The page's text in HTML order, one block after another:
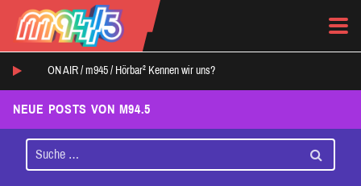
ON AIR / m945 / Hörbar² Kennen wir uns?
NEUE POSTS VON M94.5